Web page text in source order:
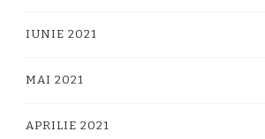
IUNIE 2021
MAI 2021
APRILIE 2021